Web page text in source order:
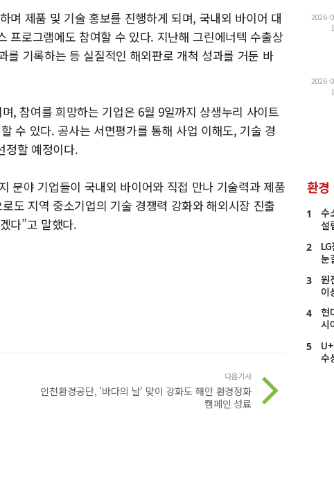
며 제품 및 기술 홍보를 진행하게 되며, 국내외 바이어 대
프로그램에도 참여할 수 있다. 지난해 그린에너텍 수출상
기록하는 등 실질적인 해외판로 개척 성과를 거둔 바
, 참여를 희망하는 기업은 6월 9일까지 상생누리 사이트
있다. 공사는 서면평가를 통해 사업 이해도, 기술 경
정할 예정이다.
분야 기업들이 국내외 바이어와 직접 만나 기술력과 제품
도 지역 중소기업의 기술 경쟁력 강화와 해외시장 진출
다”고 말했다.
다음기사
인천환경공단, '바다의 날' 맞이 강화도 해안 환경정화
캠페인 성료
2026-
2026-
환경
1
수
설
2
눈
3
원
이
4
현
시
5
수